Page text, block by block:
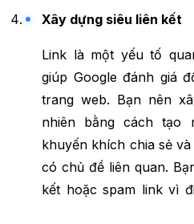
Xây dựng siêu liên kết
Link là một yếu tố
giúp Google đánh giá
trang web. Bạn nên
nhiên bằng cách tạo
khuyến khích chia sẻ
có chủ đề liên quan.
kết hoặc spam link vì